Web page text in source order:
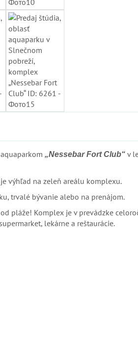
„Nessebar Fort Club“ v
výhľad na zeleň areálu komplexu.
trvalé bývanie alebo na prenájom.
pláže! Komplex je v prevádzke
lekárne a reštaurácie.